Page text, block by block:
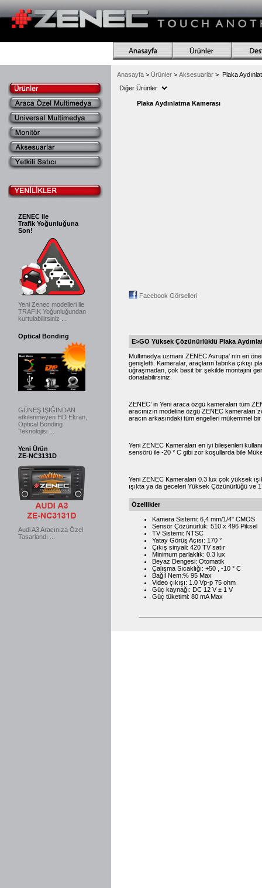
ZENEC ile
Trafik Yoğunluğuna
Son!
Yeni Zenec modelleri ile
TRAFİK Yoğunluğundan
kurtulabilirsiniz ...
Optical Bonding
GÜNEŞ IŞIĞINDAN
etkilenmeyen HD Ekran,
Optical Bonding
Teknolojisi ...
Yeni Ürün
ZE-NC3131D
Audi A3 Aracınıza Özel
Tasarlandı ...
Anasayfa > Ürünler > Aksesuarlar > Plaka
Plaka Aydınlatma Kamerası
Facebook Görselleri
E>GO Yüksek Çözünürlüklü Plaka
Multimedya uzmanı ZENEC Avrupa' nın en
genişletti. Kameralar, araçların fabrika çıkışı
uğraşmadan, çok basit bir şekilde montajını
donatabilirsiniz.
ZENEC’ in Yeni araca özgü kameraları tüm
aracınızın modeline özgü ZENEC
aracın arkasındaki tüm engelleri mükemmel
Yeni ZENEC Kameraları en iyi bileşenleri
sensörü ile -20 ° C gibi zor koşullarda bile
Yeni ZENEC Kameraları 0.3 lux çok yüksek
ışıkta ya da geceleri Yüksek Çözünürlüğü ve
Özellikler
Kamera Sistemi: 6,4 mm/1/4" CMOS
Sensör Çözünürlük: 510 x 496 Piksel
TV Sistemi: NTSC
Yatay Görüş Açısı: 170 °
Çıkış sinyali: 420 TV satır
Minimum parlaklık: 0.3 lux
Beyaz Dengesi: Otomatik
Çalışma Sıcaklığı: +50 , -10 ° C
Bağıl Nem:% 95 Max
Video çıkışı: 1.0 Vp-p 75 ohm
Güç kaynağı: DC 12 V ± 1 V
Güç tüketimi: 80 mA Max